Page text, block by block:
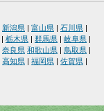
新潟県 富山県 石川県
栃木県 群馬県 岐阜県
奈良県 和歌山県 鳥取県
高知県 福岡県 佐賀県